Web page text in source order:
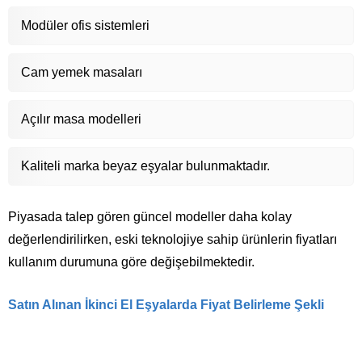
Modüler ofis sistemleri
Cam yemek masaları
Açılır masa modelleri
Kaliteli marka beyaz eşyalar bulunmaktadır.
Piyasada talep gören güncel modeller daha kolay
değerlendirilirken, eski teknolojiye sahip ürünlerin fiyatları
kullanım durumuna göre değişebilmektedir.
Satın Alınan İkinci El Eşyalarda Fiyat Belirleme Şekli